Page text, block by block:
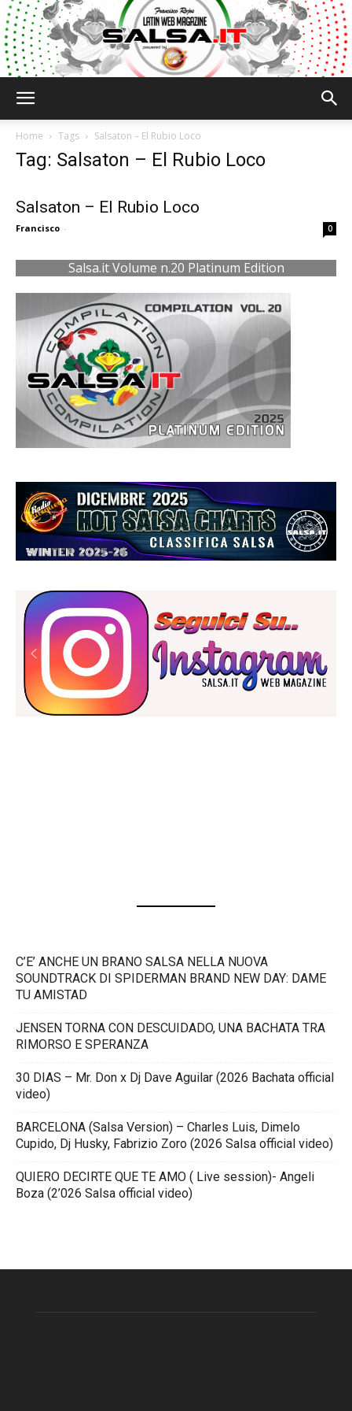
Home Tags Salsaton – El Rubio Loco
Tag: Salsaton – El Rubio Loco
Salsaton – El Rubio Loco
Francisco - 0
Salsa.it Volume n.20 Platinum Edition
C’E’ ANCHE UN BRANO SALSA NELLA NUOVA
SOUNDTRACK DI SPIDERMAN BRAND NEW DAY: DAME
TU AMISTAD
JENSEN TORNA CON DESCUIDADO, UNA BACHATA TRA
RIMORSO E SPERANZA
30 DIAS – Mr. Don x Dj Dave Aguilar (2026 Bachata official
video)
BARCELONA (Salsa Version) – Charles Luis, Dimelo
Cupido, Dj Husky, Fabrizio Zoro (2026 Salsa official video)
QUIERO DECIRTE QUE TE AMO ( Live session)- Angeli
Boza (2’026 Salsa official video)